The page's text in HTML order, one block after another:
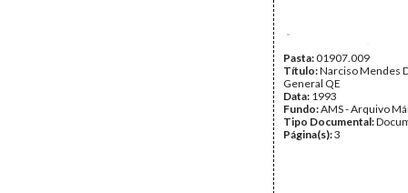
Pasta:01907.009
Título:Narciso Mendes
General QE
Data: 1993
Fundo:AMS - Arquivo
Tipo Documental:
Página(s):3